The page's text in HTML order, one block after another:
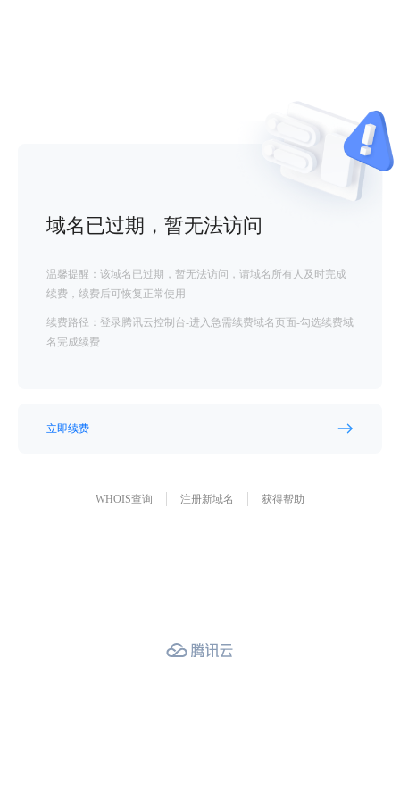
域名已过期，暂无法访问
温馨提醒：该域名已过期，暂无法访问，请域名所有人及时完成
续费，续费后可恢复正常使用
续费路径：登录腾讯云控制台-进入急需续费域名页面-勾选续费域
名完成续费
立即续费
WHOIS查询 注册新域名 获得帮助